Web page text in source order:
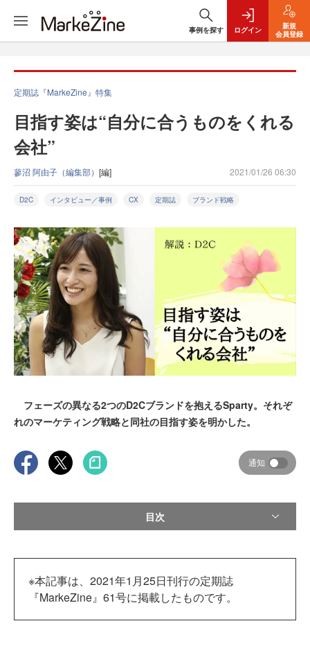
事例を探す ログイン
新規
会員登録
定期誌『MarkeZine』特集
目指す姿は“自分に合うものをくれる
会社”
蓼沼 阿由子（編集部） [編] 2021/01/26 06:30
D2C インタビュー／事例 CX 定期誌 ブランド戦略
フェーズの異なる2つのD2Cブランドを抱えるSparty。それぞ
れのマーケティング戦略と同社の目指す姿を明かした。
通知
目次
※本記事は、2021年1月25日刊行の定期誌
『MarkeZine』61号に掲載したものです。